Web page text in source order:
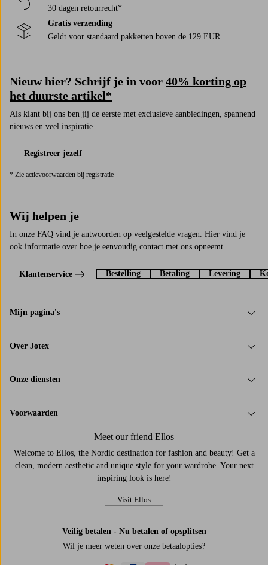
30 dagen retourrecht*
Gratis verzending
Geldt voor standaard pakketten boven de 129 EUR
Nieuw hier? Schrijf je in voor 40% korting op
het duurste artikel*
Als klant bij ons ben jij de eerste met exclusieve aanbiedingen, spannend
nieuws en veel inspiratie.
Registreer jezelf
* Zie actievoorwaarden bij registratie
Wij helpen je
In onze FAQ vind je antwoorden op veelgestelde vragen. Hier vind je
ook informatie over hoe je eenvoudig contact met ons opneemt.
Klantenservice Bestelling Betaling Levering
Mijn pagina's
Over Jotex
Onze diensten
Voorwaarden
Meet our friend Ellos
Welcome to Ellos, the Nordic destination for fashion and beauty! Get a
clean, modern aesthetic and unique style for your wardrobe. Your next
inspiring look is here!
Visit Ellos
Veilig betalen - Nu betalen of opsplitsen
Wil je meer weten over onze betaalopties?